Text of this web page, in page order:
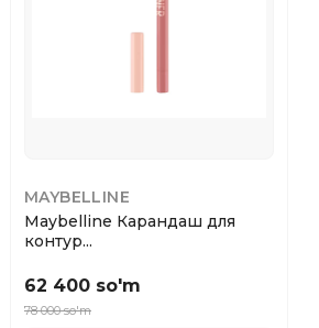
MAYBELLINE
Maybelline Карандаш для
контур...
62 400 so'm
78 000 so'm